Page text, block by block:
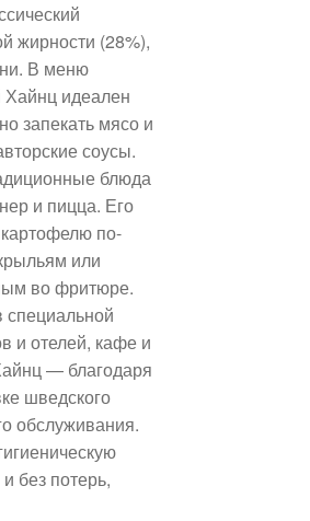
жирности (28%),
В меню
идеален
запекать мясо и
соусы.
блюда
и пицца. Его
по-
или
во фритюре.
и отелей, кафе и
— благодаря
шведского
обслуживания.
без потерь,